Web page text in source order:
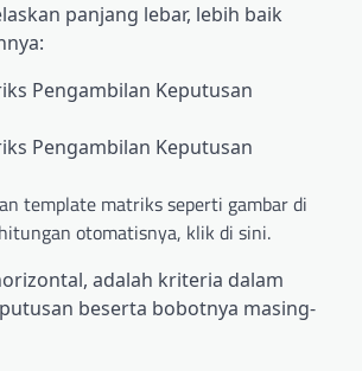
panjang lebar, lebih baik
template matriks seperti gambar di
otomatisnya, klik di sini.
adalah kriteria dalam
beserta bobotnya masing-